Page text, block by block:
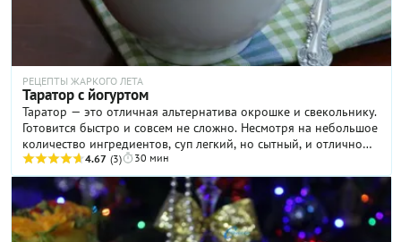
РЕЦЕПТЫ ЖАРКОГО ЛЕТА
Таратор с йогуртом
Таратор — это отличная альтернатива окрошке и свекольнику.
Готовится быстро и совсем не сложно. Несмотря на небольшое
количество ингредиентов, суп легкий, но сытный, и отлично
подойдет тем, кто следит за фигурой.
4.67 (3) 30 мин